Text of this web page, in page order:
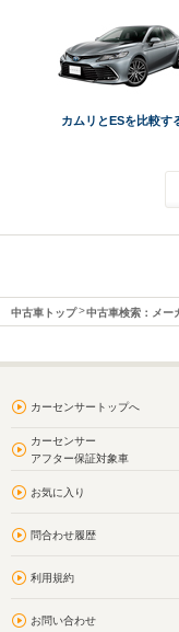
カムリとESを比較す
中古車トップ 中古車検索：メー
カーセンサートップへ
カーセンサー
アフター保証対象車
お気に入り
問合わせ履歴
利用規約
お問い合わせ